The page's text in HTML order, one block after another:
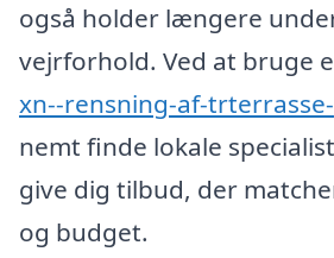
også holder længere
vejrforhold. Ved at bruge
xn--rensning-af-
nemt finde lokale
give dig tilbud, der
og budget.